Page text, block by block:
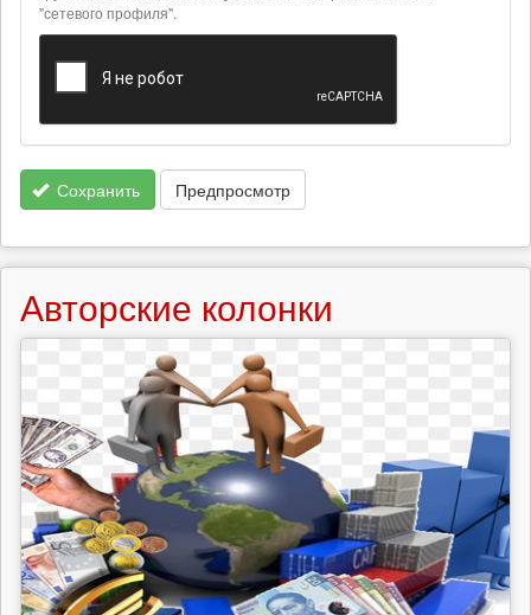
"сетевого профиля".
Сохранить Предпросмотр
Авторские колонки